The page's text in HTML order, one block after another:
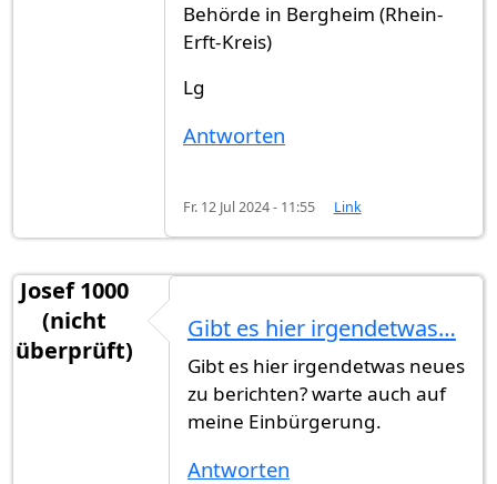
Behörde in Bergheim (Rhein-
Erft-Kreis)
Lg
Antworten
Fr. 12 Jul 2024 - 11:55 Link
Josef 1000
(nicht
überprüft)
Gibt es hier irgendetwas…
Gibt es hier irgendetwas neues
zu berichten? warte auch auf
meine Einbürgerung.
Antworten